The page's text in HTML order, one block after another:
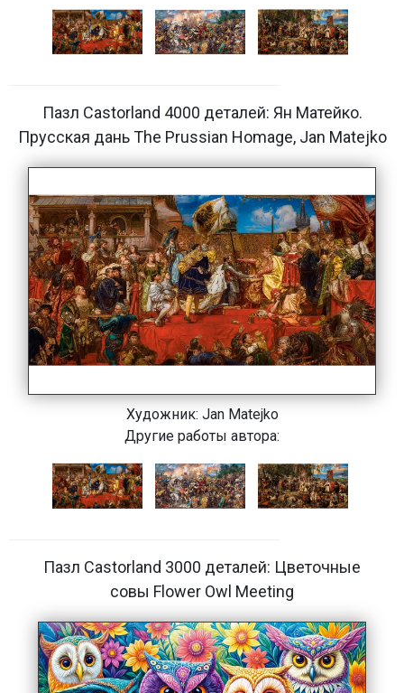
Пазл Castorland 4000 деталей: Ян Матейко.
Прусская дань The Prussian Homage, Jan Matejko
Художник: Jan Matejko
Другие работы автора:
Пазл Castorland 3000 деталей: Цветочные
совы Flower Owl Meeting